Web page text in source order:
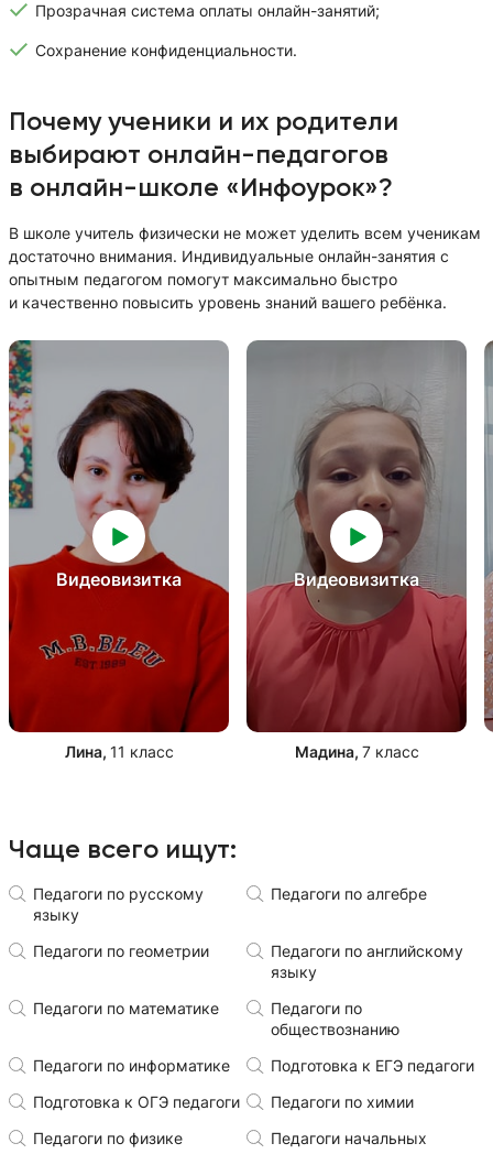
Прозрачная система оплаты онлайн-занятий;
Сохранение конфиденциальности.
Почему ученики и их родители
выбирают онлайн-педагогов
в онлайн-школе «Инфоурок»?
В школе учитель физически не может уделить всем ученикам
достаточно внимания. Индивидуальные онлайн-занятия с
опытным педагогом помогут максимально быстро
и качественно повысить уровень знаний вашего ребёнка.
Видеовизитка
Лина, 11 класс
Видеовизитка
Мадина, 7 класс
Чаще всего ищут:
Педагоги по русскому
языку
Педагоги по алгебре
Педагоги по геометрии
Педагоги по английскому
языку
Педагоги по математике
Педагоги по
обществознанию
Педагоги по информатике
Подготовка к ЕГЭ педагоги
Подготовка к ОГЭ педагоги
Педагоги по химии
Педагоги по физике
Педагоги начальных